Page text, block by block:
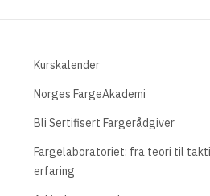
Kurskalender
Norges FargeAkademi
Bli Sertifisert Fargerådgiver
Fargelaboratoriet: fra teori til
erfaring